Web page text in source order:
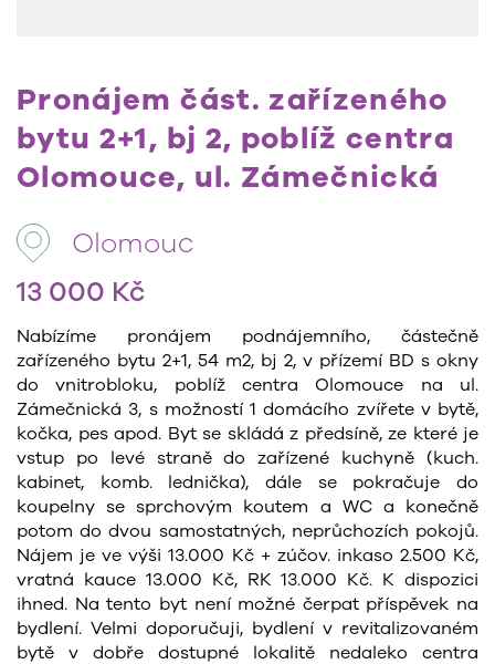
Pronájem část. zařízeného
bytu 2+1, bj 2, poblíž centra
Olomouce, ul. Zámečnická
Olomouc
13 000 Kč
Nabízíme pronájem podnájemního, částečně
zařízeného bytu 2+1, 54 m2, bj 2, v přízemí BD s okny
do vnitrobloku, poblíž centra Olomouce na ul.
Zámečnická 3, s možností 1 domácího zvířete v bytě,
kočka, pes apod. Byt se skládá z předsíně, ze které je
vstup po levé straně do zařízené kuchyně (kuch.
kabinet, komb. lednička), dále se pokračuje do
koupelny se sprchovým koutem a WC a konečně
potom do dvou samostatných, neprůchozích pokojů.
Nájem je ve výši 13.000 Kč + zúčov. inkaso 2.500 Kč,
vratná kauce 13.000 Kč, RK 13.000 Kč. K dispozici
ihned. Na tento byt není možné čerpat příspěvek na
bydlení. Velmi doporučuji, bydlení v revitalizovaném
bytě v dobře dostupné lokalitě nedaleko centra